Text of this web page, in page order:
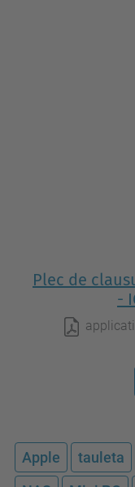
Plec de
-
Apple tauleta